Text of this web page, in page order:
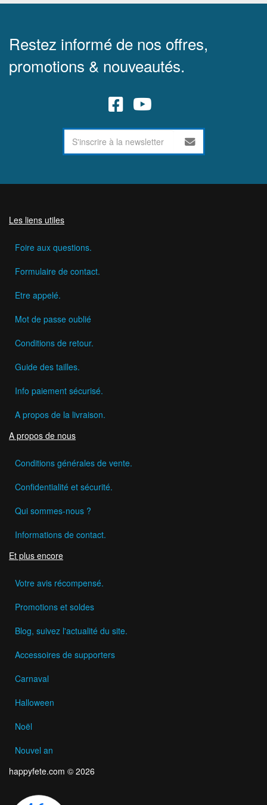
Restez informé de nos offres,
promotions & nouveautés.
Les liens utiles
Foire aux questions.
Formulaire de contact.
Etre appelé.
Mot de passe oublié
Conditions de retour.
Guide des tailles.
Info paiement sécurisé.
A propos de la livraison.
A propos de nous
Conditions générales de vente.
Confidentialité et sécurité.
Qui sommes-nous ?
Informations de contact.
Et plus encore
Votre avis récompensé.
Promotions et soldes
Blog, suivez l'actualité du site.
Accessoires de supporters
Carnaval
Halloween
Noël
Nouvel an
happyfete.com © 2026